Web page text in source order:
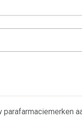
parafarmaciemerken